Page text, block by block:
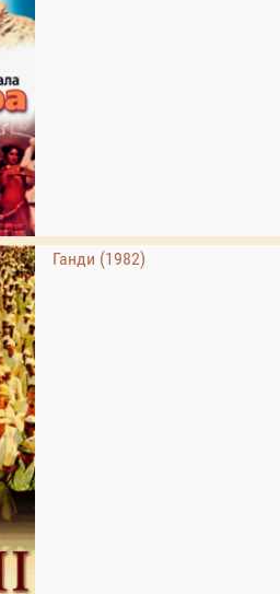
Ганди (1982)